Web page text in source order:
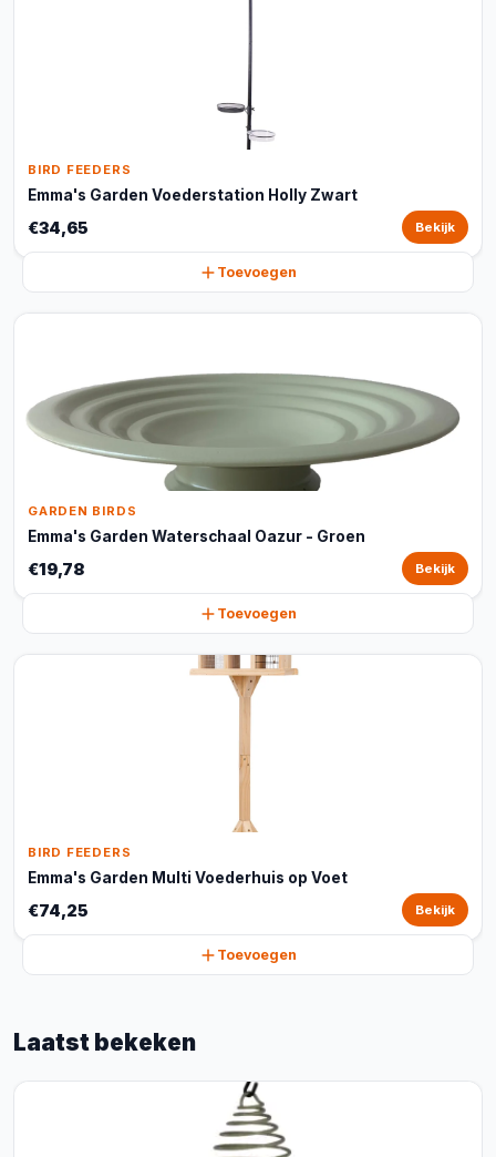
BIRD FEEDERS
Emma's Garden Voederstation Holly Zwart
€34,65 Bekijk
Toevoegen
GARDEN BIRDS
Emma's Garden Waterschaal Oazur - Groen
€19,78 Bekijk
Toevoegen
BIRD FEEDERS
Emma's Garden Multi Voederhuis op Voet
€74,25 Bekijk
Toevoegen
Laatst bekeken